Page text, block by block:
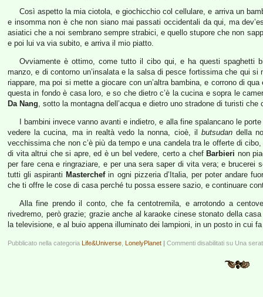
Così aspetto la mia ciotola, e giochicchio col cellulare, e arriva un
e insomma non è che non siano mai passati occidentali da qui, ma
asiatici che a noi sembrano sempre strabici, e quello stupore che non
e poi lui va via subito, e arriva il mio piatto.
Ovviamente è ottimo, come tutto il cibo qui, e ha questi spaghetti
manzo, e di contorno un’insalata e la salsa di pesce fortissima che qui
riappare, ma poi si mette a giocare con un’altra bambina, e corrono di
questa in fondo è casa loro, e so che dietro c’è la cucina e sopra le
Da Nang, sotto la montagna dell’acqua e dietro uno stradone di turisti
I bambini invece vanno avanti e indietro, e alla fine spalancano le
vedere la cucina, ma in realtà vedo la nonna, cioè, il butsudandella
vecchissima che non c’è più da tempo e una candela tra le offerte di
di vita altrui che si apre, ed è un bel vedere, certo a chef Barbieri non
per fare cena e ringraziare, e per una sera saper di vita vera; e brucerei
tutti gli aspiranti Masterchefin ogni pizzeria d’Italia, per poter andare
che ti offre le cose di casa perché tu possa essere sazio, e continuare
Alla fine prendo il conto, che fa centotremila, e arrotondo a
rivedremo, però grazie; grazie anche al karaoke cinese stonato della
la televisione, e al buio appena illuminato dei lampioni, in un posto in cui
Pubblicato nella categoria Life&Universe LonelyPlanet | Commenti disabilitati su Una